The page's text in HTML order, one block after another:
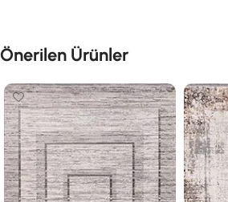
Önerilen Ürünler